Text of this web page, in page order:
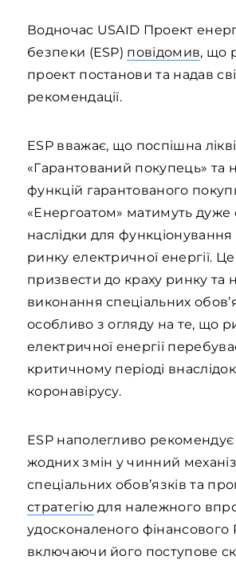
Водночас USAID Проект
безпеки (ESP) повідомив, що
проект постанови та надав
рекомендації.
ESP вважає, що поспішна
«Гарантований покупець» та
функцій гарантованого
«Енергоатом» матимуть дуже
наслідки для
ринку електричної енергії.
призвести до краху ринку та
виконання спеціальних
особливо з огляду на те, що
електричної енергії
критичному періоді
коронавірусу.
ESP наполегливо
жодних змін у чинний
спеціальних обов’язків та
стратегію для належного
удосконаленого фінансового
включаючи його поступове